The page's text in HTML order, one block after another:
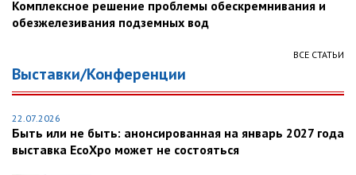
Комплексное решение проблемы обескремнивания и
обезжелезивания подземных вод
ВСЕ СТАТЬИ
Выставки/Конференции
22.07.2026
Быть или не быть: анонсированная на январь 2027 года
выставка EcoXpo может не состояться